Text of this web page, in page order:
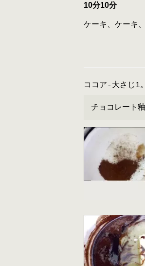
10分10分
ケーキ、ケーキ
ココア-大さじ1
チョコレート